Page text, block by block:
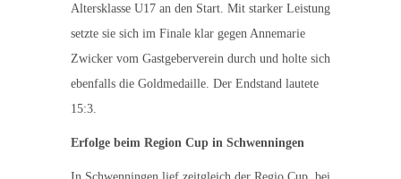
Altersklasse U17 an den Start. Mit starker Leistung
setzte sie sich im Finale klar gegen Annemarie
Zwicker vom Gastgeberverein durch und holte sich
ebenfalls die Goldmedaille. Der Endstand lautete
15:3.
Erfolge beim Region Cup in Schwenningen